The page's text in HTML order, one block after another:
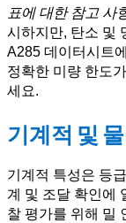
표에 대한 참고 사
시하지만, 탄소 및
A285 데이터시트
정확한 미량 한도
세요.
기계적 및
기계적 특성은 등
계 및 조달 확인에
찰 평가를 위해 밀